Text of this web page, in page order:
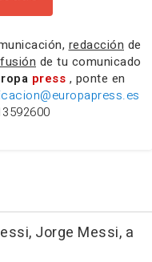
redacción de
de tu comunicado
press , ponte en
Jorge Messi, a